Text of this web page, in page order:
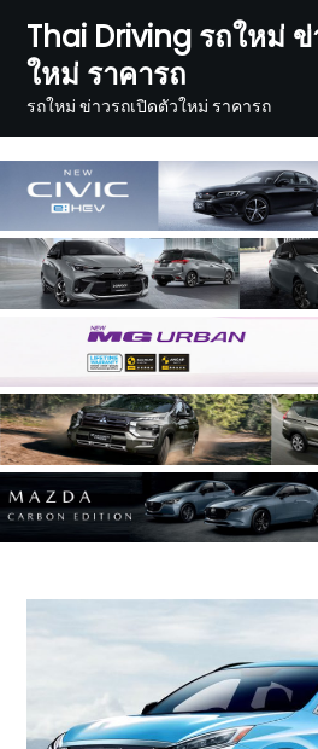
content
Thai Driving รถใหม่ ข่
ใหม่ ราคารถ
รถใหม่ ข่าวรถเปิดตัวใหม่ ราคารถ